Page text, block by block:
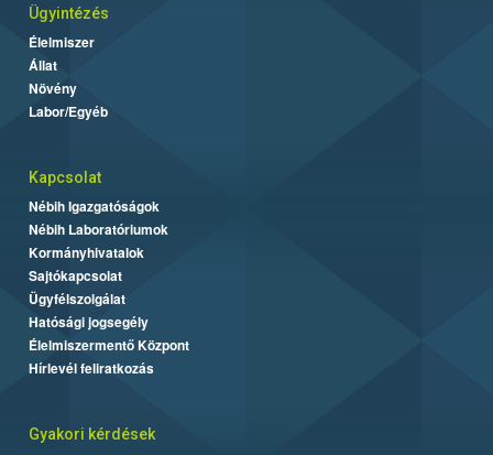
Ügyintézés
Élelmiszer
Állat
Növény
Labor/Egyéb
Kapcsolat
Nébih Igazgatóságok
Nébih Laboratóriumok
Kormányhivatalok
Sajtókapcsolat
Ügyfélszolgálat
Hatósági jogsegély
Élelmiszermentő Központ
Hírlevél feliratkozás
Gyakori kérdések